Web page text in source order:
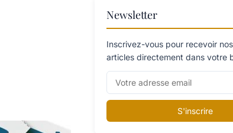
Newsletter
Inscrivez-vous pour recevoir
articles directement dans votre
S'inscrire